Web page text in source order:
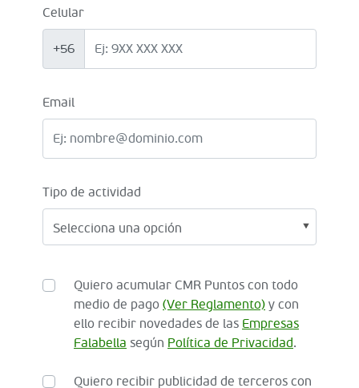
Celular
+56
Email
Tipo de actividad
Quiero acumular CMR Puntos con todo
medio de pago (Ver Reglamento) y con
ello recibir novedades de las Empresas
Falabella según Política de Privacidad.
Quiero recibir publicidad de terceros con